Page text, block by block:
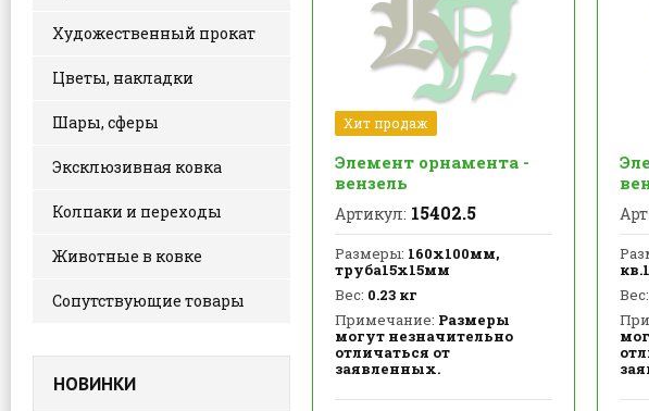
Художественный прокат
Цветы, накладки
Шары, сферы
Эксклюзивная ковка
Колпаки и переходы
Животные в ковке
Сопутствующие товары
НОВИНКИ
Хит продаж
Элемент орнамента -
вензель
Артикул: 15402.5
Размеры: 160х100мм,
труба15х15мм
Вес: 0.23 кг
Примечание: Размеры
могут незначительно
отличаться от
заявленных.
Вес: